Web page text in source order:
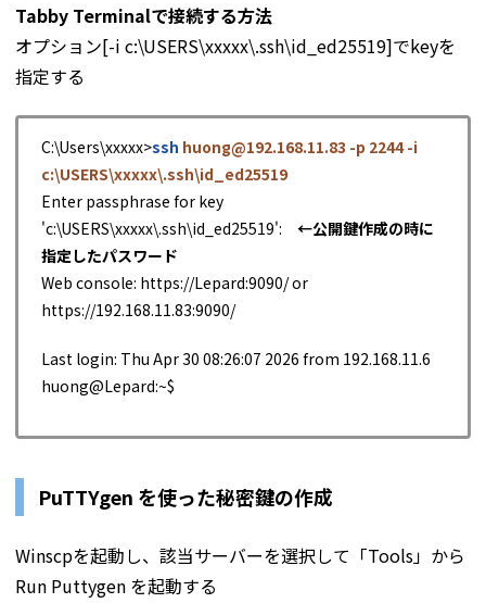
Tabby Terminalで接続する方法
オプション[-i c:\USERS\xxxxx\.ssh\id_ed25519]でkeyを
指定する
C:\Users\xxxxx>ssh huong@192.168.11.83 -p 2244 -i
c:\USERS\xxxxx\.ssh\id_ed25519
Enter passphrase for key
'c:\USERS\xxxxx\.ssh\id_ed25519': ←公開鍵作成の時に
指定したパスワード
Web console: https://Lepard:9090/ or
https://192.168.11.83:9090/
Last login: Thu Apr 30 08:26:07 2026 from 192.168.11.6
huong@Lepard:~$
PuTTYgen を使った秘密鍵の作成
Winscpを起動し、該当サーバーを選択して「Tools」から
Run Puttygen を起動する